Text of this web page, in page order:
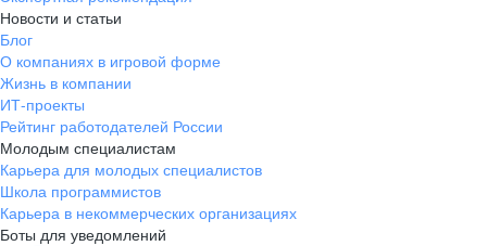
Новости и статьи
Блог
О компаниях в игровой форме
Жизнь в компании
ИТ-проекты
Рейтинг работодателей России
Молодым специалистам
Карьера для молодых специалистов
Школа программистов
Карьера в некоммерческих организациях
Боты для уведомлений